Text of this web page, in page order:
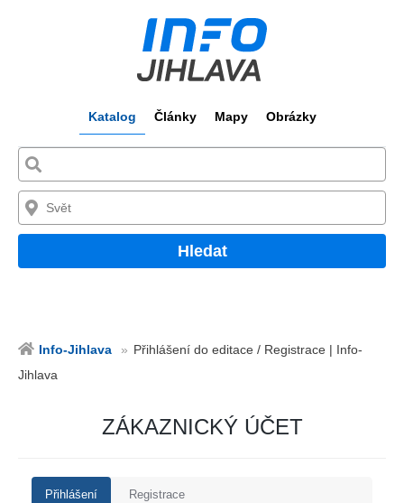
Katalog Články Mapy Obrázky
Hledat
Info-Jihlava
Přihlášení do editace / Registrace | Info-
Jihlava
ZÁKAZNICKÝ ÚČET
Přihlášení Registrace